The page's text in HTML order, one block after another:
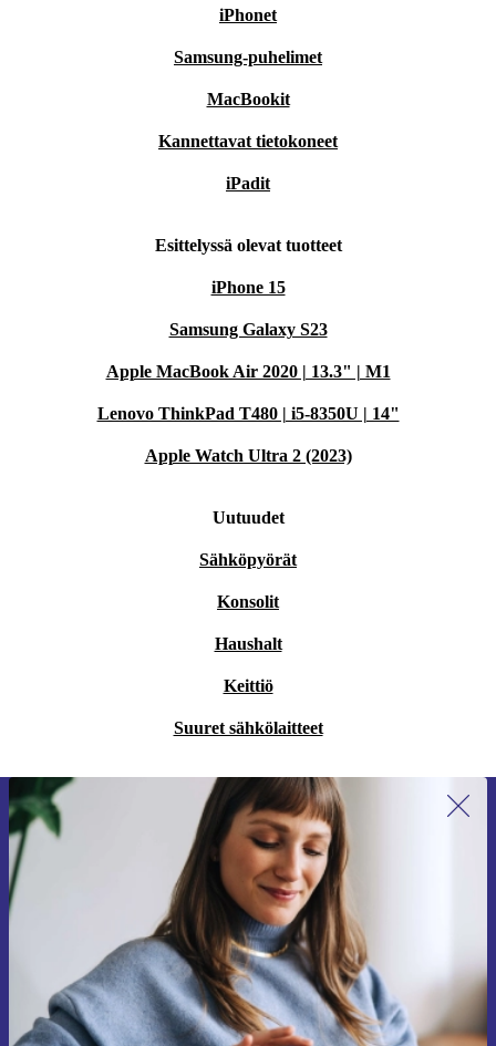
iPhonet
Samsung-puhelimet
MacBookit
Kannettavat tietokoneet
iPadit
Esittelyssä olevat tuotteet
iPhone 15
Samsung Galaxy S23
Apple MacBook Air 2020 | 13.3" | M1
Lenovo ThinkPad T480 | i5-8350U | 14"
Apple Watch Ultra 2 (2023)
Uutuudet
Sähköpyörät
Konsolit
Haushalt
Keittiö
Suuret sähkölaitteet
Liity ensimmäistä kertaa uutiskirjeen
tilaajaksi ja säästä 15 €!
Älä missaa enää yhtäkään tarjousta.
Pyydä etukuponki
Lisätietoja henkilötietojen käytöstä löydättietosuojaselosteestamme.